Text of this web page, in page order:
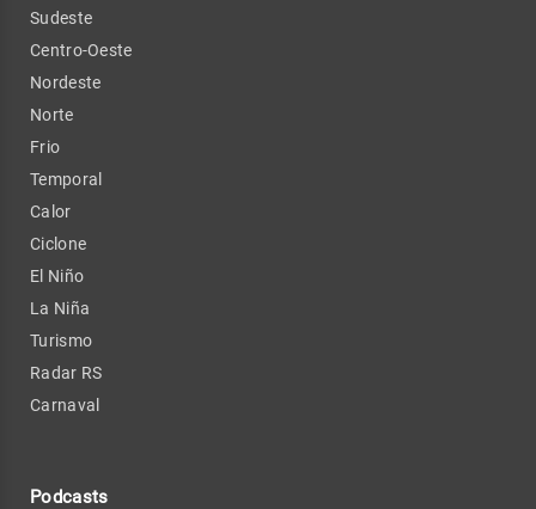
Sudeste
Centro-Oeste
Nordeste
Norte
Frio
Temporal
Calor
Ciclone
El Niño
La Niña
Turismo
Radar RS
Carnaval
Podcasts